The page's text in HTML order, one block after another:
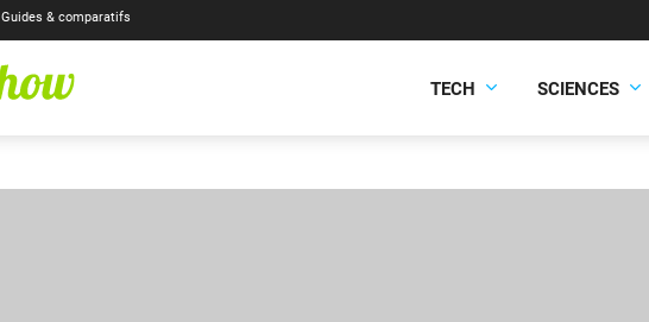
Guides & comparatifs
TECH SCIENCES